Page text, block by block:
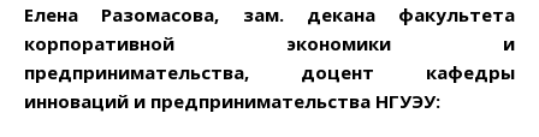
Елена Разомасова, зам. декана факультета
корпоративной экономики и
предпринимательства, доцент кафедры
инноваций и предпринимательства НГУЭУ: